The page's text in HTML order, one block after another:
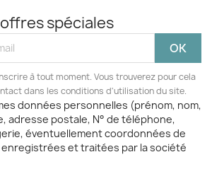
spéciales
à tout moment. Vous trouverez pour cela
dans les conditions d'utilisation du site.
données personnelles (prénom, nom,
adresse postale, N° de téléphone,
éventuellement coordonnées de
et traitées par la société